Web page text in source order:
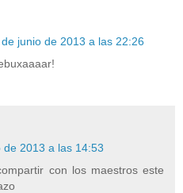
de junio de 2013 a las 22:26
de 2013 a las 14:53
con los maestros este